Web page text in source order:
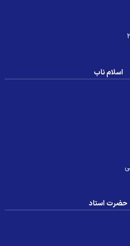
اسلام ناب
حضرت استاد